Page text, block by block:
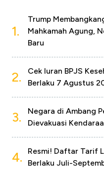
1.
Trump
Mahkamah Agung,
Baru
2.
Cek Iuran BPJS
Berlaku 7 Agustus
3.
Negara di Ambang
Dievakuasi
4.
Resmi! Daftar Tarif
Berlaku Juli-